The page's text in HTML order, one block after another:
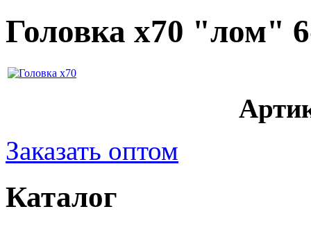
Головка х70 "лом"
Заказать оптом
Каталог